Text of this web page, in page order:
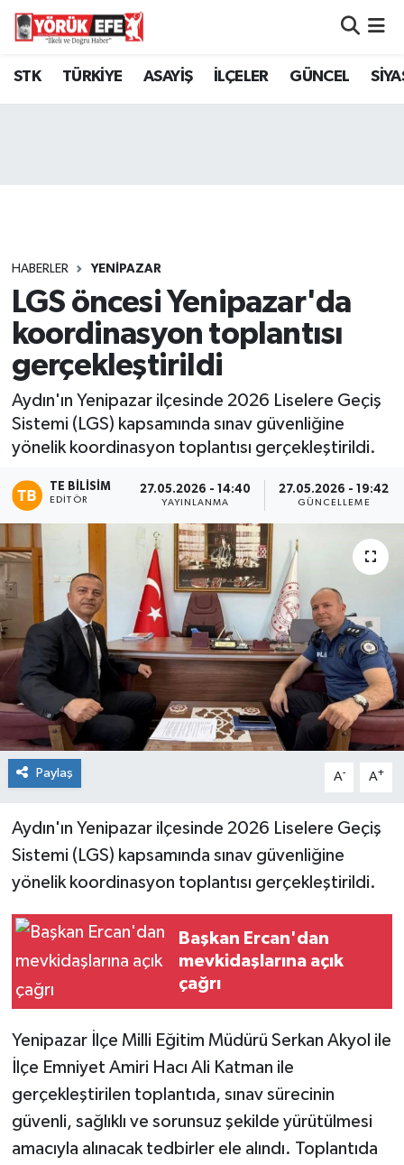
STK TÜRKİYE ASAYİŞ İLÇELER GÜNCEL
HABERLER YENİPAZAR
LGS öncesi Yenipazar'da
koordinasyon toplantısı
gerçekleştirildi
Aydın'ın Yenipazar ilçesinde 2026 Liselere Geçiş
Sistemi (LGS) kapsamında sınav güvenliğine
yönelik koordinasyon toplantısı gerçekleştirildi.
TE BILISIM
EDITÖR
27.05.2026 - 14:40
YAYINLANMA
27.05.2026 - 19:42
GÜNCELLEME
Paylaş A- A+
Aydın'ın Yenipazar ilçesinde 2026 Liselere Geçiş
Sistemi (LGS) kapsamında sınav güvenliğine
yönelik koordinasyon toplantısı gerçekleştirildi.
Başkan Ercan'dan
mevkidaşlarına açık
çağrı
Yenipazar İlçe Milli Eğitim Müdürü Serkan Akyol ile
İlçe Emniyet Amiri Hacı Ali Katman ile
gerçekleştirilen toplantıda, sınav sürecinin
güvenli, sağlıklı ve sorunsuz şekilde yürütülmesi
amacıyla alınacak tedbirler ele alındı. Toplantıda
Aydın Nöbetçi Eczaneler
Tüm Manşetler
Son Dakika Haberleri
Haber Arşivi